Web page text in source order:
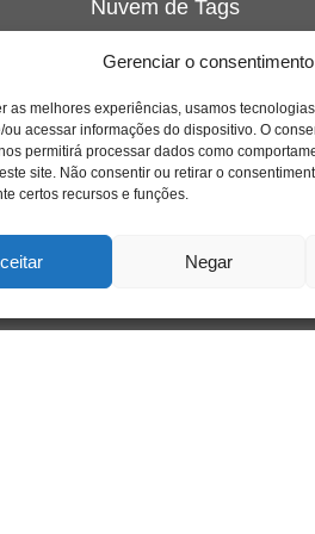
Gerenciar o consentimento
as melhores experiências, usamos
ou acessar informações do dispositivo. O
permitirá processar dados como
site. Não consentir ou retirar o
certos recursos e funções.
Negar
Nuvem de Tags
crianca cuidado cultura
educação
freud infância insight jung
loucura luto maternidade
psicologia